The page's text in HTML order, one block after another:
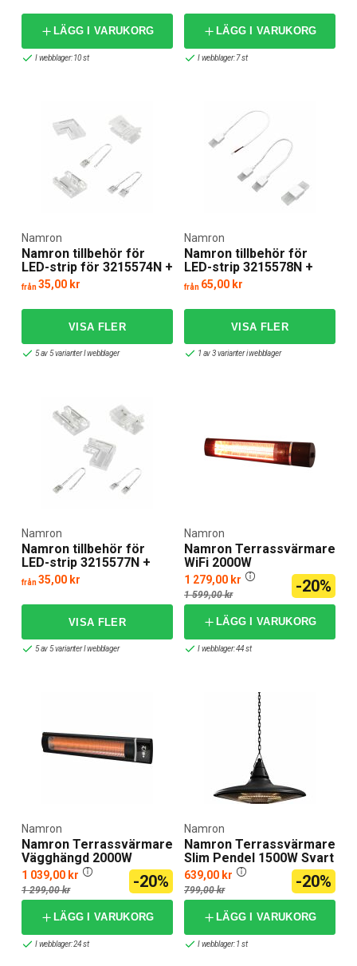
LÄGG I VARUKORG
I webblager: 10 st
LÄGG I VARUKORG
I webblager: 7 st
Namron tillbehör för
LED-strip för 3215574N +
3215575N
Namron
från35,00 kr
5 av 5 varianter I webblager
Namron tillbehör för
LED-strip 3215578N +
3215580N
Namron
från 65,00 kr
1 av 3 varianter i webblager
Namron tillbehör för
LED-strip 3215577N +
3215579N +3215581N
Namron
från35,00 kr
5 av 5 varianter I webblager
Namron Terrassvärmare
WiFi 2000W
Namron
1 279,00 kr
1 599,00 kr -20%
LÄGG I VARUKORG
I webblager: 44 st
Namron Terrassvärmare
Vägghängd 2000W
Namron
1 039,00 kr
1 299,00 kr -20%
LÄGG I VARUKORG
I webblager: 24 st
Namron Terrassvärmare
Slim Pendel 1500W Svart
Namron
639,00 kr
799,00 kr -20%
LÄGG I VARUKORG
I webblager: 1 st